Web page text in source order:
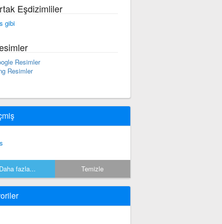
Eşdizimliler
gibi
Resimler
Resimler
Daha fazla... Temizle